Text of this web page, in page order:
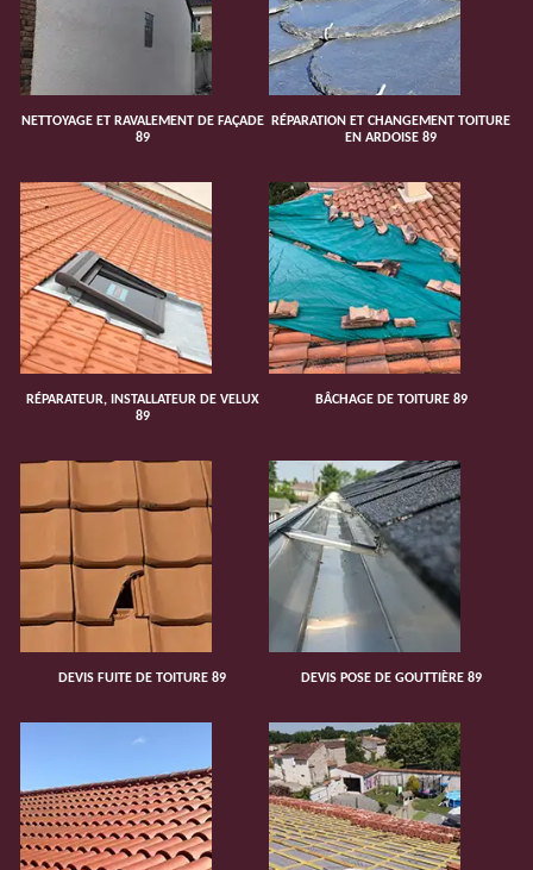
NETTOYAGE ET RAVALEMENT DE FAÇADE
89
RÉPARATION ET CHANGEMENT TOITURE
EN ARDOISE 89
RÉPARATEUR, INSTALLATEUR DE VELUX
89
BÂCHAGE DE TOITURE 89
DEVIS FUITE DE TOITURE 89 DEVIS POSE DE GOUTTIÈRE 89